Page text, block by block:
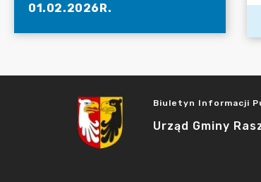
01.02.2026R.
Biuletyn Informacji
Urząd Gminy